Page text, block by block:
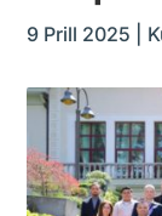
9 Prill 2025